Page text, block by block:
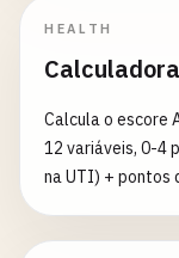
renal distal (tipo
+40 mmol/L.
tolueno/
urinário <25 use
CJASN 2012, Ito
gases e clínica.
HEALTH
Calcula o escore
12 variáveis, 0-4
na UTI) + pontos